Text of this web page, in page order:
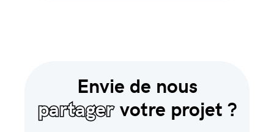
Envie de nous
partager votre projet ?